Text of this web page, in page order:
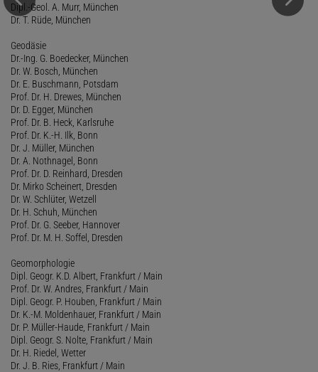
Dipl.-Geol. A. Murr, München
Dr. T. Rüde, München
Geodäsie
Dr.-Ing. G. Boedecker, München
Dr. W. Bosch, München
Dr. E. Buschmann, Potsdam
Prof. Dr. H. Drewes, München
Dr. D. Egger, München
Prof. Dr. B. Heck, Karlsruhe
Prof. Dr. K.-H. Ilk, Bonn
Dr. J. Müller, München
Dr. A. Nothnagel, Bonn
Prof. Dr. D. Reinhard, Dresden
Dr. Mirko Scheinert, Dresden
Dr. W. Schlüter, Wetzell
Dr. H. Schuh, München
Prof. Dr. G. Seeber, Hannover
Prof. Dr. M. H. Soffel, Dresden
Geomorphologie
Dipl. Geogr. K.D. Albert, Frankfurt / Main
Prof. Dr. W. Andres, Frankfurt / Main
Dipl. Geogr. P. Houben, Frankfurt / Main
Dr. K.-M. Moldenhauer, Frankfurt / Main
Dr. P. Müller-Haude, Frankfurt / Main
Dipl. Geogr. S. Nolte, Frankfurt / Main
Dr. H. Riedel, Wetter
Dr. J. B. Ries, Frankfurt / Main